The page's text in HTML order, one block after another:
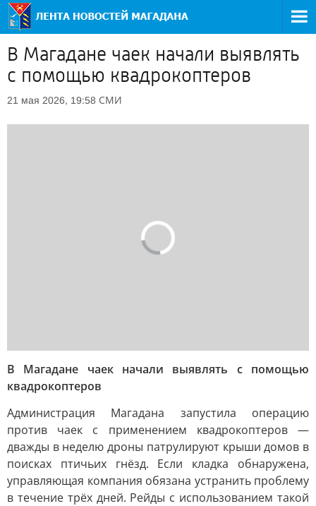
В Магадане чаек начали выявлять
с помощью квадрокоптеров
21 мая 2026, 19:58 СМИ
В Магадане чаек начали выявлять с помощью
квадрокоптеров
Администрация Магадана запустила операцию
против чаек с применением квадрокоптеров —
дважды в неделю дроны патрулируют крыши домов в
поисках птичьих гнёзд. Если кладка обнаружена,
управляющая компания обязана устранить проблему
в течение трёх дней. Рейды с использованием такой